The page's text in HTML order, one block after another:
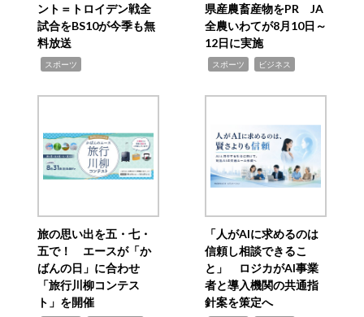
ント＝トロイデン戦全
試合をBS10が今季も無
料放送
スポーツ
県産農畜産物をPR JA
全農いわてが8月10日～
12日に実施
スポーツ ビジネス
旅の思い出を五・七・
五で！ エースが「か
ばんの日」に合わせ
「旅行川柳コンテス
ト」を開催
「人がAIに求めるのは
信頼し相談できるこ
と」 ロジカがAI事業
者と導入機関の共通指
針案を策定へ